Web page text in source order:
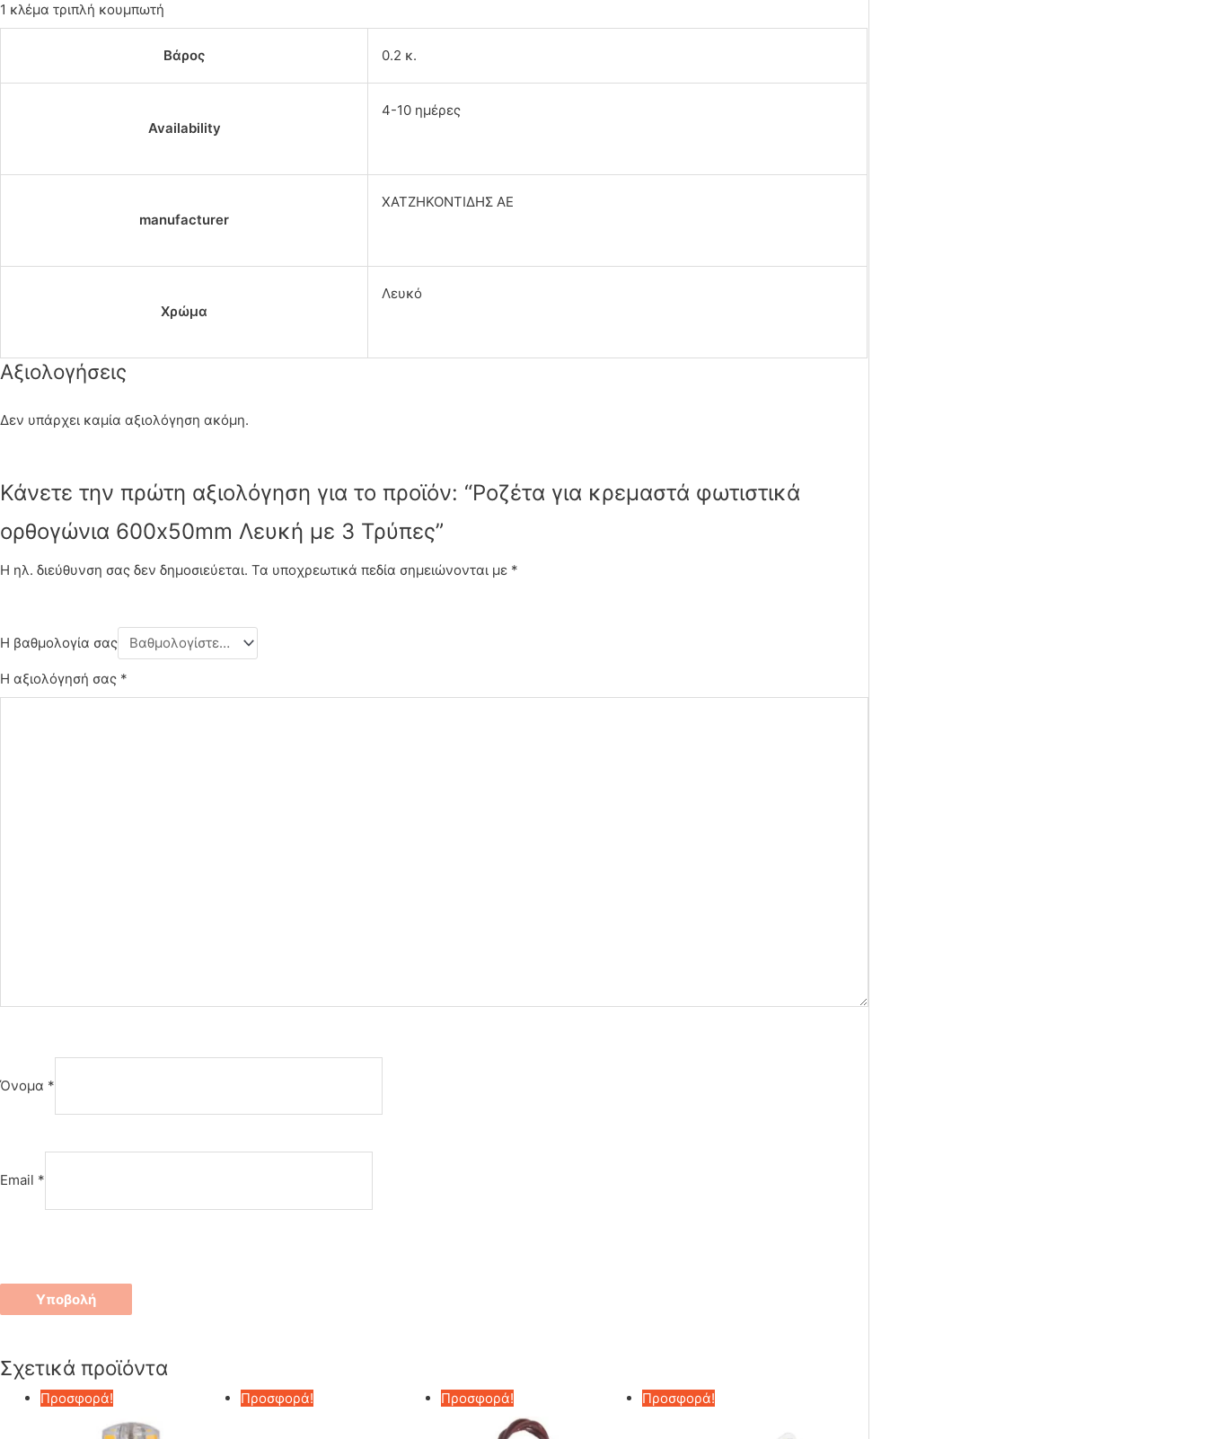
1 κλέμα τριπλή κουμπωτή
Βάρος 0.2 κ.
Availability
4-10 ημέρες
manufacturer
ΧΑΤΖΗΚΟΝΤΙΔΗΣ ΑΕ
Χρώμα
Λευκό
Αξιολογήσεις
Δεν υπάρχει καμία αξιολόγηση ακόμη.
Κάνετε την πρώτη αξιολόγηση για το προϊόν: “Ροζέτα για κρεμαστά φωτιστικά
ορθογώνια 600x50mm Λευκή με 3 Τρύπες”
Η ηλ. διεύθυνση σας δεν δημοσιεύεται. Τα υποχρεωτικά πεδία σημειώνονται με *
Η βαθμολογία σας
Η αξιολόγησή σας *
Όνομα *
Email *
Σχετικά προϊόντα
Προσφορά! Προσφορά! Προσφορά! Προσφορά!